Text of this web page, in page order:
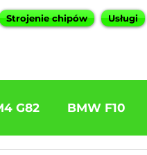
Strojenie chipów Usługi
G82 BMW F10